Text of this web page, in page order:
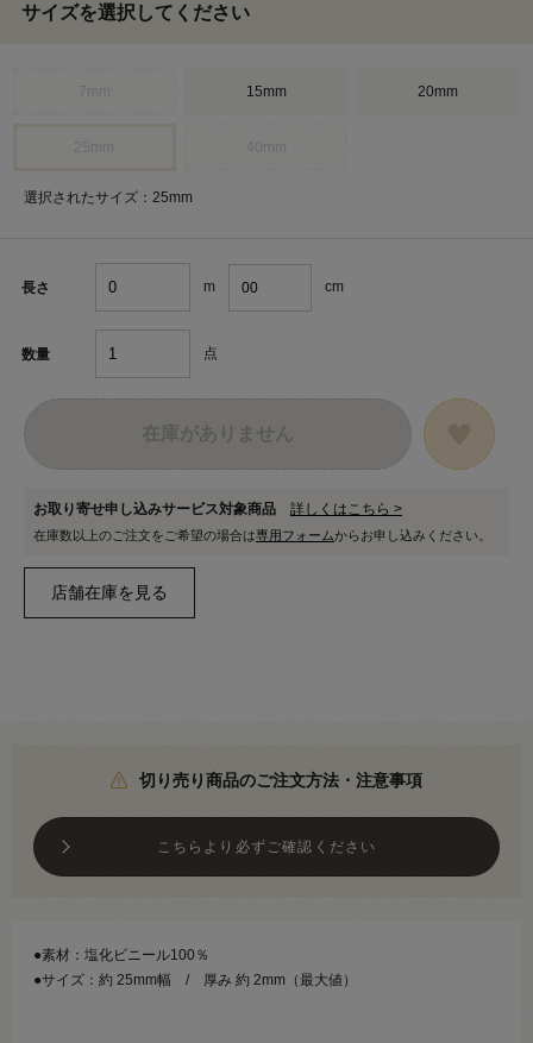
サイズを選択してください
15mm 20mm
選択されたサイズ：25mm
長さ m cm
数量 点
お取り寄せ申し込みサービス対象商品 詳しくはこちら >
在庫数以上のご注文をご希望の場合は専用フォームからお申し込みください。
切り売り商品のご注文方法・注意事項
こちらより必ずご確認ください
●素材：塩化ビニール100％
●サイズ：約 25mm幅 / 厚み 約 2mm（最大値）